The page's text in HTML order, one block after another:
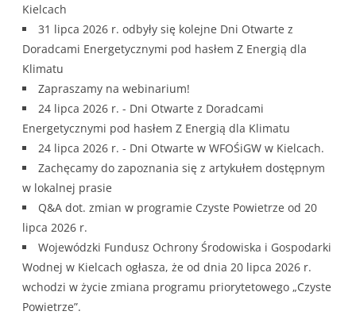
Kielcach
31 lipca 2026 r. odbyły się kolejne Dni Otwarte z
Doradcami Energetycznymi pod hasłem Z Energią dla
Klimatu
Zapraszamy na webinarium!
24 lipca 2026 r. - Dni Otwarte z Doradcami
Energetycznymi pod hasłem Z Energią dla Klimatu
24 lipca 2026 r. - Dni Otwarte w WFOŚiGW w Kielcach.
Zachęcamy do zapoznania się z artykułem dostępnym
w lokalnej prasie
Q&A dot. zmian w programie Czyste Powietrze od 20
lipca 2026 r.
Wojewódzki Fundusz Ochrony Środowiska i Gospodarki
Wodnej w Kielcach ogłasza, że od dnia 20 lipca 2026 r.
wchodzi w życie zmiana programu priorytetowego „Czyste
Powietrze”.